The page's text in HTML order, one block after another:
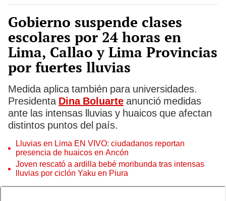
Gobierno suspende clases
escolares por 24 horas en
Lima, Callao y Lima Provincias
por fuertes lluvias
Medida aplica también para universidades.
Presidenta Dina Boluarte anunció medidas
ante las intensas lluvias y huaicos que afectan
distintos puntos del país.
Lluvias en Lima EN VIVO: ciudadanos reportan
presencia de huaicos en Ancón
Joven rescató a ardilla bebé moribunda tras intensas
lluvias por ciclón Yaku en Piura